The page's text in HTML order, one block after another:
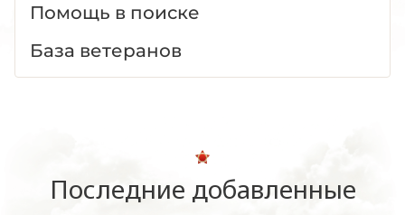
Помощь в поиске
База ветеранов
Последние добавленные